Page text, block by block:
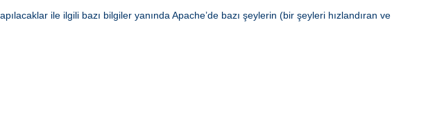
ile ilgili bazı bilgiler yanında Apache’de bazı şeylerin (bir şeyleri hızlandıran ve